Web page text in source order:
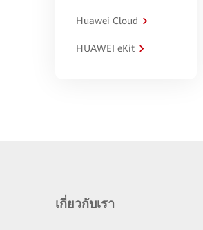
Huawei Cloud
HUAWEI eKit
เกี่ยวกับเรา